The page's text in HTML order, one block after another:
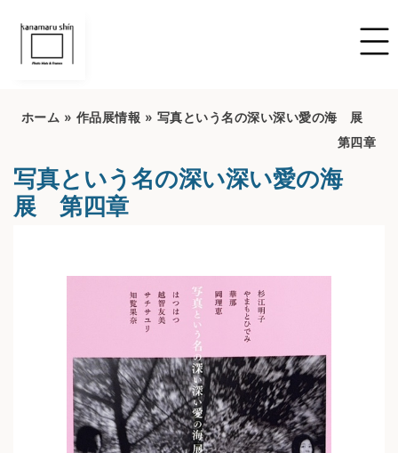
ホーム » 作品展情報 » 写真という名の深い深い愛の海 展
第四章
写真という名の深い深い愛の海
展 第四章